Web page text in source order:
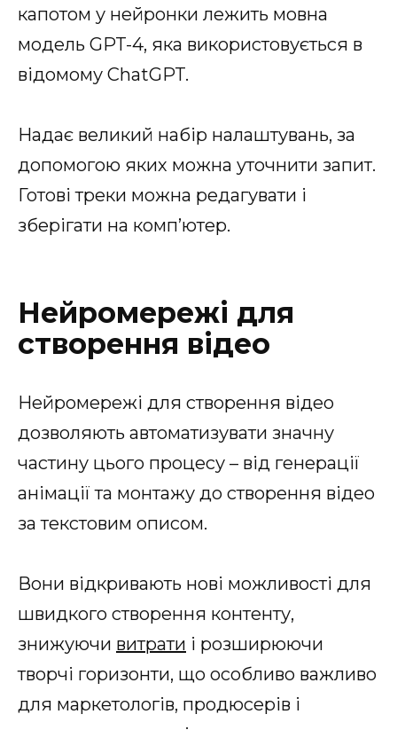
капотом у нейронки лежить мовна
модель GPT-4, яка використовується в
відомому ChatGPT.
Надає великий набір налаштувань, за
допомогою яких можна уточнити запит.
Готові треки можна редагувати і
зберігати на комп’ютер.
Нейромережі для
створення відео
Нейромережі для створення відео
дозволяють автоматизувати значну
частину цього процесу – від генерації
анімації та монтажу до створення відео
за текстовим описом.
Вони відкривають нові можливості для
швидкого створення контенту,
знижуючи витрати і розширюючи
творчі горизонти, що особливо важливо
для маркетологів, продюсерів і